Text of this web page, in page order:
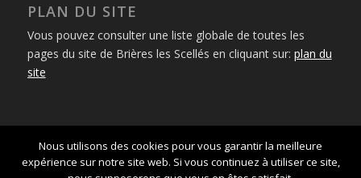
PLAN DU SITE
Vous pouvez consulter une liste globale de toutes les
pages du site de Brières les Scellés en cliquant sur: plan du
site
© Hugues Trousseau 2016 - powered by Enfold Child WordPress
Nous utilisons des cookies pour vous garantir la meilleure
expérience sur notre site web. Si vous continuez à utiliser ce site,